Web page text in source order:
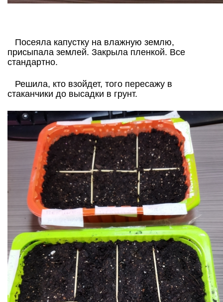
Посеяла капустку на влажную землю,
присыпала землей. Закрыла пленкой. Все
стандартно.
Решила, кто взойдет, того пересажу в
стаканчики до высадки в грунт.